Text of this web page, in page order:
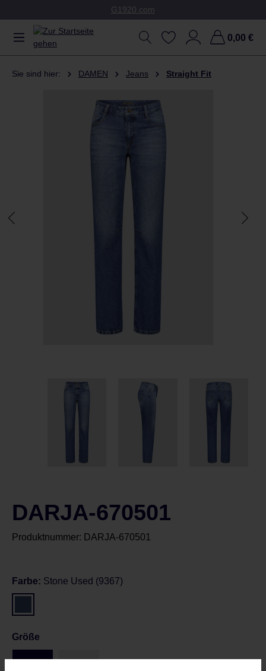
G1920.com
0,00 €
Sie sind hier: DAMEN Jeans Straight Fit
DARJA-670501
Produktnummer: DARJA-670501
Farbe: Stone Used (9367)
Größe